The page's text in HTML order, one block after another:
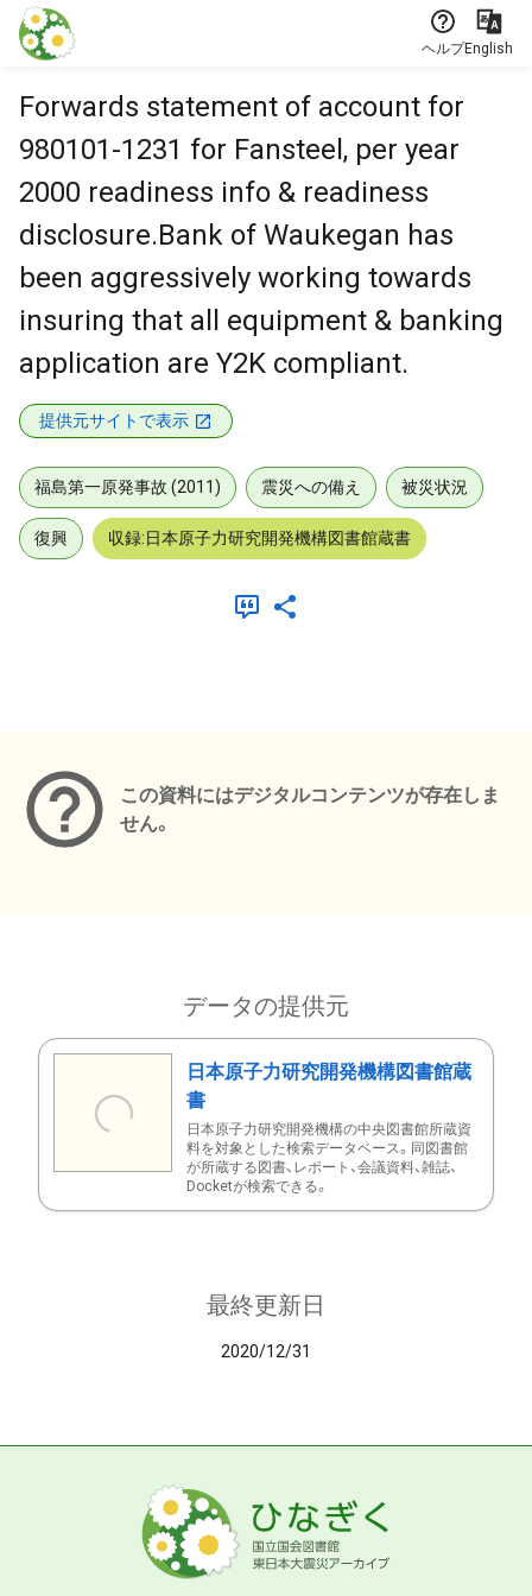
本文に飛ぶ
ヘルプEnglish
Forwards statement of account for
980101-1231 for Fansteel, per year
2000 readiness info & readiness
disclosure.Bank of Waukegan has
been aggressively working towards
insuring that all equipment & banking
application are Y2K compliant.
提供元サイトで表示
福島第一原発事故 (2011) 震災への備え 被災状況
復興 収録:日本原子力研究開発機構図書館蔵書
この資料にはデジタルコンテンツが存在しま
せん。
データの提供元
日本原子力研究開発機構図書館蔵
書
日本原子力研究開発機構の中央図書館所蔵資
料を対象とした検索データベース。同図書館
が所蔵する図書、レポート、会議資料、雑誌、
Docketが検索できる。
最終更新日
2020/12/31